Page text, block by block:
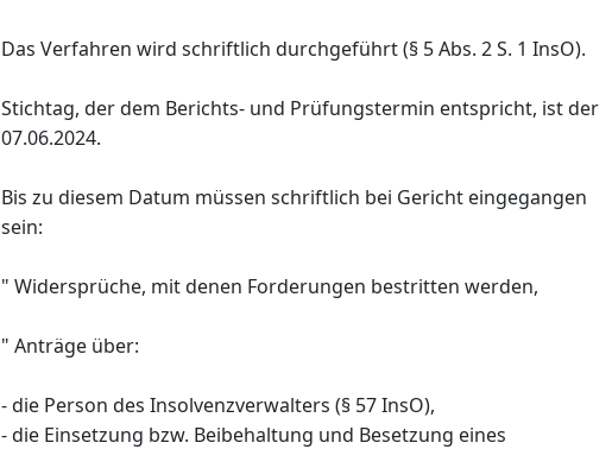
Das Verfahren wird schriftlich durchgeführt (§ 5 Abs. 2 S. 1 InsO).
Stichtag, der dem Berichts- und Prüfungstermin entspricht, ist der
07.06.2024.
Bis zu diesem Datum müssen schriftlich bei Gericht eingegangen
sein:
" Widersprüche, mit denen Forderungen bestritten werden,
" Anträge über:
- die Person des Insolvenzverwalters (§ 57 InsO),
- die Einsetzung bzw. Beibehaltung und Besetzung eines